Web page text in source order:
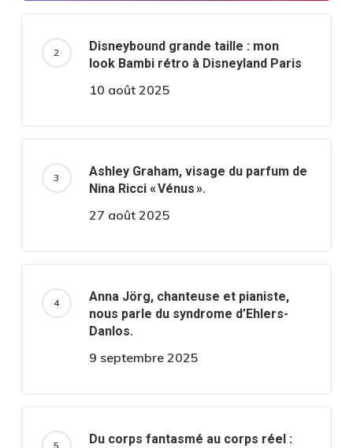
Disneybound grande taille : mon
look Bambi rétro à Disneyland Paris
10 août 2025
Ashley Graham, visage du parfum de
Nina Ricci « Vénus ».
27 août 2025
Anna Jörg, chanteuse et pianiste,
nous parle du syndrome d’Ehlers-
Danlos.
9 septembre 2025
Du corps fantasmé au corps réel :